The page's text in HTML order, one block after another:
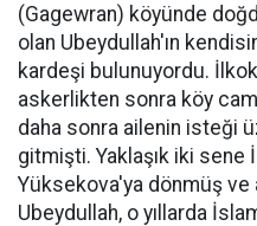
(Gagewran) köyünde
olan Ubeydullah'ın
kardeşi bulunuyordu.
askerlikten sonra köy
daha sonra ailenin isteği
gitmişti. Yaklaşık iki sene
Yüksekova'ya dönmüş
Ubeydullah, o yıllarda